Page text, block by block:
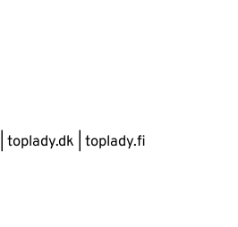
toplady.dk toplady.fi